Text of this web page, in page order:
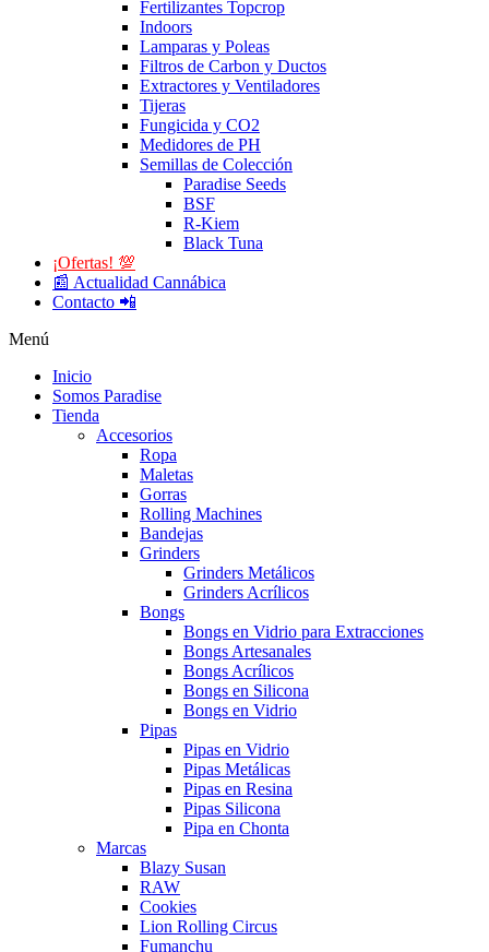
Fertilizantes Topcrop
Indoors
Lamparas y Poleas
Filtros de Carbon y Ductos
Extractores y Ventiladores
Tijeras
Fungicida y CO2
Medidores de PH
Semillas de Colección
Paradise Seeds
BSF
R-Kiem
Black Tuna
¡Ofertas! 💯
📰 Actualidad Cannábica
Contacto 📲
Menú
Inicio
Somos Paradise
Tienda
Accesorios
Ropa
Maletas
Gorras
Rolling Machines
Bandejas
Grinders
Grinders Metálicos
Grinders Acrílicos
Bongs
Bongs en Vidrio para Extracciones
Bongs Artesanales
Bongs Acrílicos
Bongs en Silicona
Bongs en Vidrio
Pipas
Pipas en Vidrio
Pipas Metálicas
Pipas en Resina
Pipas Silicona
Pipa en Chonta
Marcas
Blazy Susan
RAW
Cookies
Lion Rolling Circus
Fumanchu